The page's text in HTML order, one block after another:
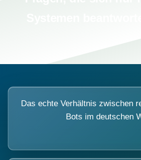
Das echte Verhältnis zwischen
Bots im deutschen